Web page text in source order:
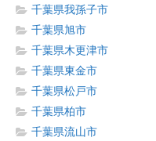
千葉県我孫子市
千葉県旭市
千葉県木更津市
千葉県東金市
千葉県松戸市
千葉県柏市
千葉県流山市